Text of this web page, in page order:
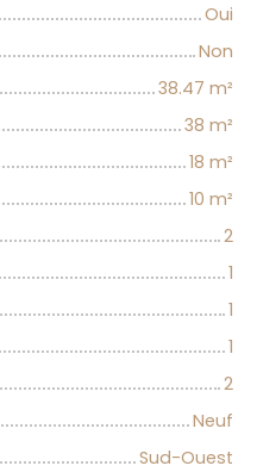
Oui
Non
38.47 m²
38 m²
18 m²
10 m²
2
1
1
1
2
Neuf
Sud-Ouest